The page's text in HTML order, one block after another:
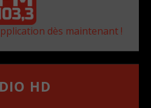
dès maintenant !
HD